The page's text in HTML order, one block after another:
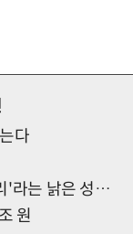
다
고 혁신의 길을 터야
원